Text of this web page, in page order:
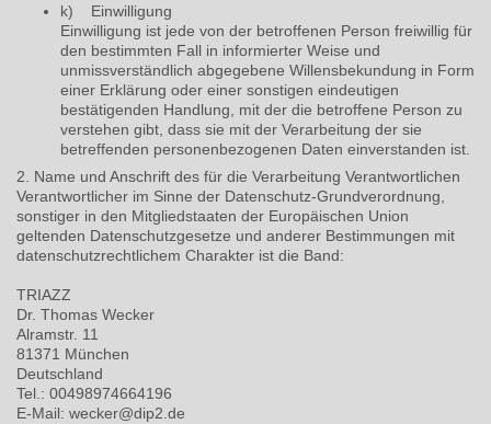
k) Einwilligung
Einwilligung ist jede von der betroffenen Person freiwillig für
den bestimmten Fall in informierter Weise und
unmissverständlich abgegebene Willensbekundung in Form
einer Erklärung oder einer sonstigen eindeutigen
bestätigenden Handlung, mit der die betroffene Person zu
verstehen gibt, dass sie mit der Verarbeitung der sie
betreffenden personenbezogenen Daten einverstanden ist.
2. Name und Anschrift des für die Verarbeitung Verantwortlichen
Verantwortlicher im Sinne der Datenschutz-Grundverordnung,
sonstiger in den Mitgliedstaaten der Europäischen Union
geltenden Datenschutzgesetze und anderer Bestimmungen mit
datenschutzrechtlichem Charakter ist die Band:
TRIAZZ
Dr. Thomas Wecker
Alramstr. 11
81371 München
Deutschland
Tel.: 00498974664196
E-Mail: wecker@dip2.de